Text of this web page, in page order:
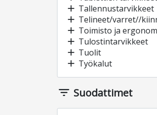
add Tallennustarvikkeet
add Telineet/varret//
add Toimisto ja
add Tulostintarvikkeet
add Tuolit
add Työkalut
filter_list Suodattimet